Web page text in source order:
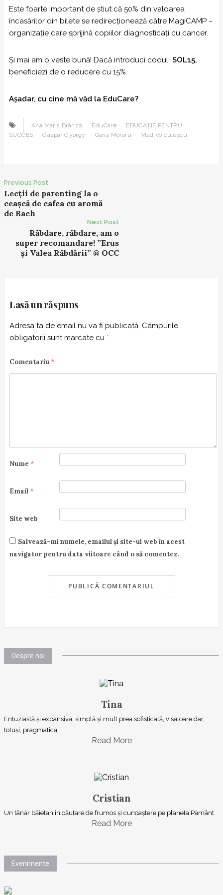
Este foarte important de știut că 50% din valoarea
încasărilor din bilete se redirecționează către MagiCAMP –
organizație care sprijină copiilor diagnosticați cu cancer.
Și mai am o veste bună! Dacă introduci codul SOL15,
beneficiezi de o reducere cu 15%.
Așadar, cu cine mă văd la EduCare?
Ana Maria Brânză EduCare
EDUCAȚIE PENTRU
SUCCES
Gáspár György Oana Moraru Vlad Voiculescu
P
o
s
Previous Post
Lecții de parenting la o
ceașcă de cafea cu aromă
de Bach
Next Post
Răbdare, răbdare, am o
super recomandare! ”Erus
și Valea Răbdării” @ OCC
Lasă un răspuns
Adresa ta de email nu va fi publicată. Câmpurile
obligatorii sunt marcate cu *
Comentariu *
Nume *
Email *
Site web
Salvează-mi numele, emailul și site-ul web în acest
navigator pentru data viitoare când o să comentez.
Despre noi
Tina
Entuziastă şi expansivă, simplă şi mult prea sofisticată, visătoare dar,
totuşi, pragmatică…
Read More
Cristian
Un tânăr băietan în căutare de frumos și cunoaștere pe planeta Pământ.
Read More
Evenimente